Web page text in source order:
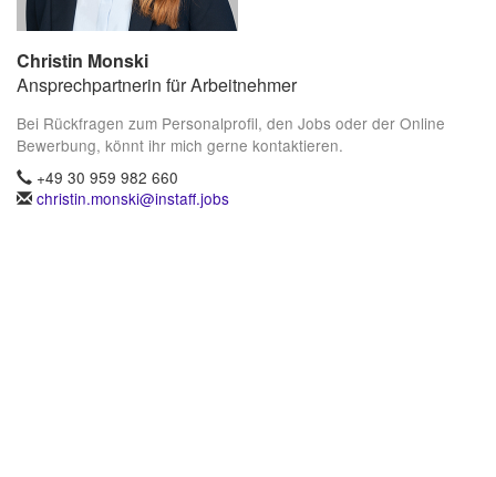
Christin Monski
Ansprechpartnerin für Arbeitnehmer
Bei Rückfragen zum Personalprofil, den Jobs oder der Online
Bewerbung, könnt ihr mich gerne kontaktieren.
+49 30 959 982 660
christin.monski@instaff.jobs